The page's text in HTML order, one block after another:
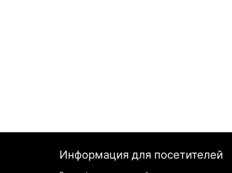
Информация для посетителей